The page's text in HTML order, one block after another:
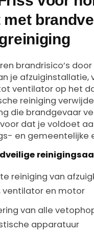
met
brandrisico’s
je afzuiginstallatie,
ventilator op het
reiniging
die brandgevaar
dat je voldoet
en gemeentelijke
reiniging van
ventilator en motor
van alle
apparatuur